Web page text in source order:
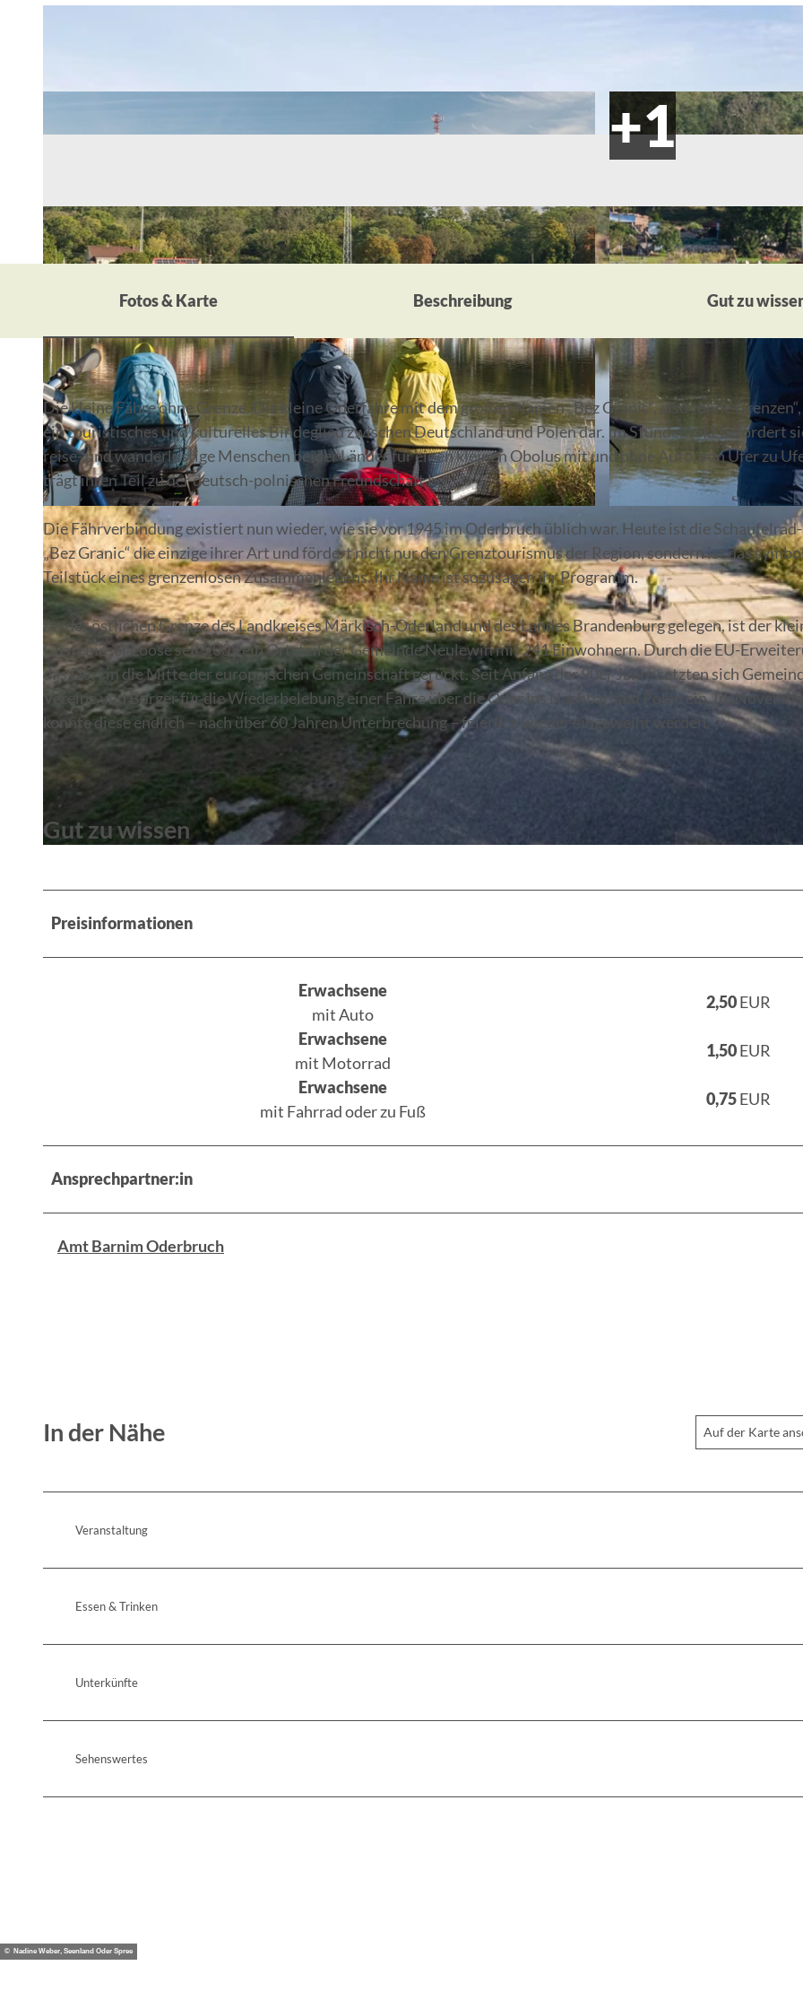
© Christoph Creutzburg
Fotos & Karte Beschreibung Gut zu
Die kleine Fähre ohne Grenze. Die kleine Oderfähre mit dem großen Namen „Bez Granic“, also „ohne
ein touristisches und kulturelles Bindeglied zwischen Deutschland und Polen dar. Im Stundentakt befördert
reise- und wanderlustige Menschen beider Länder für einen kleinen Obolus mit und ohne Auto, von Ufer zu
trägt ihren Teil zu der deutsch-polnischen Freundschaft bei.
Die Fährverbindung existiert nun wieder, wie sie vor 1945 im Oderbruch üblich war. Heute ist die
„Bez Granic“ die einzige ihrer Art und fördert nicht nur den Grenztourismus der Region, sondern ist das
Teilstück eines grenzenlosen Zusammenlebens. Ihr Name ist sozusagen ihr Programm.
An der östlichen Grenze des Landkreises Märkisch-Oderland und des Landes Brandenburg gelegen, ist der
Güstebieser Loose seit 2003 ein Ortsteil der Gemeinde Neulewin mit 241 Einwohnern. Durch die EU-
das Dorf in die Mitte der europäischen Gemeinschaft gerückt. Seit Anfang der 90er Jahre setzten sich
Vereine und Bürger für die Wiederbelebung einer Fähre über die Oder ins Nachbarland Polen ein. Im
konnte diese endlich – nach über 60 Jahren Unterbrechung – feierlich wieder eingeweiht werden.
Gut zu wissen
Preisinformationen
Erwachsene
mit Auto
2,50EUR
Erwachsene
mit Motorrad
1,50EUR
Erwachsene
mit Fahrrad oder zu Fuß
0,75EUR
Ansprechpartner:in
Amt Barnim Oderbruch
In der Nähe Auf der Karte
Veranstaltung
Essen & Trinken
Unterkünfte
Sehenswertes
© Nadine Weber, Seenland Oder Spree